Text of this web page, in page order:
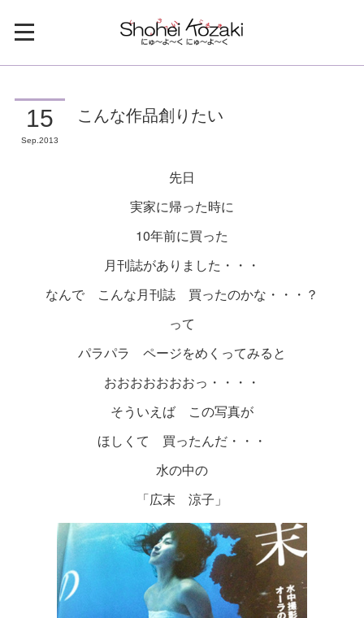
15
Sep 2013
こんな作品創りたい
先日
実家に帰った時に
10年前に買った
月刊誌がありました・・・
なんで こんな月刊誌 買ったのかな・・・？
って
パラパラ ページをめくってみると
おおおおおおおっ・・・・
そういえば この写真が
ほしくて 買ったんだ・・・
水の中の
「広末 涼子」